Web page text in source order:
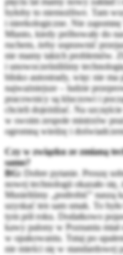
byłoby to niemożliwe. Tam
i nieekologiczne. Nie
Miasto, kiedy próbowały do
ruchem, żeby usprawnić
nie mamy takich problemów.
i unowocześniliśmy
blisko autostrady, więc nie ma
najważniejsze – ludzie
pracownicy są kluczowi i
chcieli dojeżdżać. Na
w swoim zespole mistrzów
ogromną wiedzę i
Czy w związku ze zmianą
samo?
BG:
Dobre pytanie. Proszę
nowej technologii okazało
Musieliśmy „podrobić” naszą
uzyskać ten sam smak. To
tym pół roku. Dodatkowo
kawy palony w Poznaniu miał
w opakowaniu. Tutaj po
nie mieści się w standardowej